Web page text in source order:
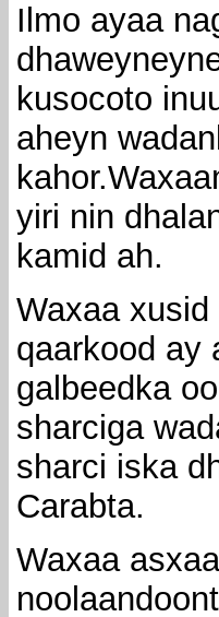
Ilmo ayaa
kusocoto
aheyn
yiri nin
kamid ah.
Waxaa
qaarkood ay
galbeedka
sharciga
sharci iska
Carabta.
Waxaa